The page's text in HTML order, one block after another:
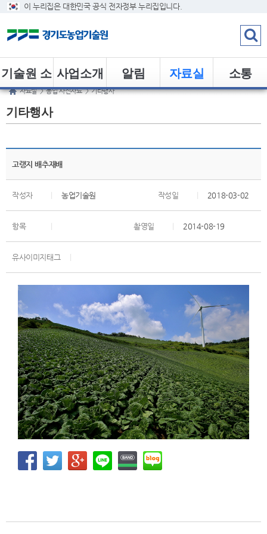
이 누리집은 대한민국 공식 전자정부 누리집입니다.
소통
자료실
알림
사업소개
기술원 소
개
자료실 > 농업 사진자료 > 기타행사
기타행사
고랭지 배추재배
작성자 농업기술원 작성일 2018-03-02
항목 촬영일 2014-08-19
유사이미지태그